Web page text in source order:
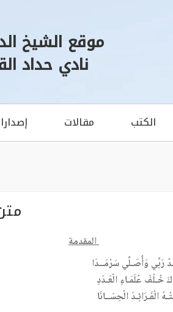
موقع الشيخ
نادي حداد
الكتب مقالات
المقدمة
رَبِّي وَأُصَـلِّي سَرْمَــدَا
خُـلْفَ عُلَمَـاءِ الْعَـدَدِ
الْفَـرَائِـدَ الْحِسَــانَا